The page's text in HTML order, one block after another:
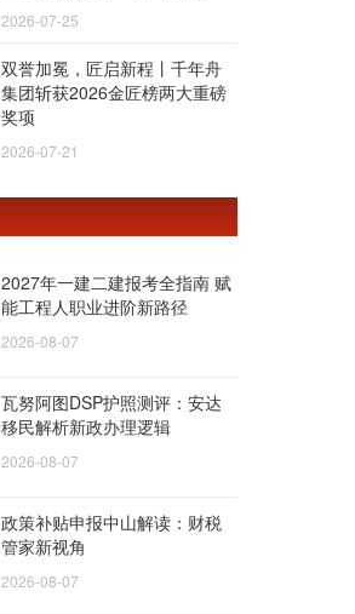
2026-07-25
双誉加冕，匠启新程丨千年舟
集团斩获2026金匠榜两大重磅
奖项
2026-07-21
2027年一建二建报考全指南 赋
能工程人职业进阶新路径
2026-08-07
瓦努阿图DSP护照测评：安达
移民解析新政办理逻辑
2026-08-07
政策补贴申报中山解读：财税
管家新视角
2026-08-07